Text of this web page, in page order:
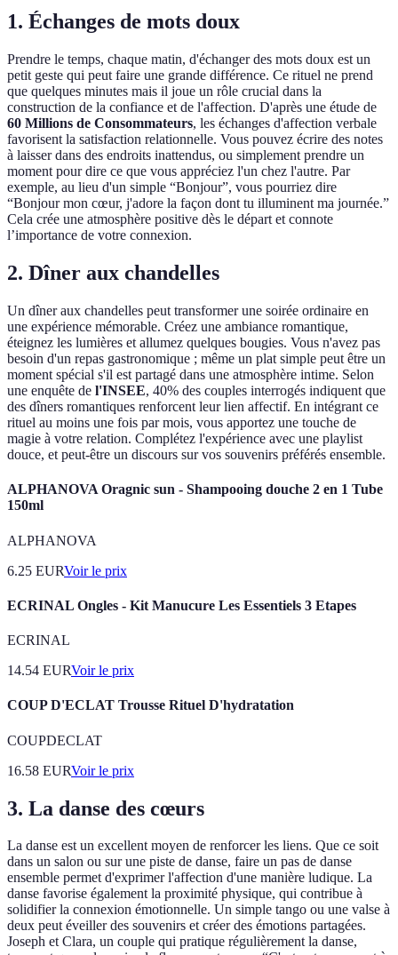
1. Échanges de mots doux
Prendre le temps, chaque matin, d'échanger des mots doux est un
petit geste qui peut faire une grande différence. Ce rituel ne prend
que quelques minutes mais il joue un rôle crucial dans la
construction de la confiance et de l'affection. D'après une étude de
60 Millions de Consommateurs, les échanges d'affection verbale
favorisent la satisfaction relationnelle. Vous pouvez écrire des notes
à laisser dans des endroits inattendus, ou simplement prendre un
moment pour dire ce que vous appréciez l'un chez l'autre. Par
exemple, au lieu d'un simple “Bonjour”, vous pourriez dire
“Bonjour mon cœur, j'adore la façon dont tu illuminent ma journée.”
Cela crée une atmosphère positive dès le départ et connote
l’importance de votre connexion.
2. Dîner aux chandelles
Un dîner aux chandelles peut transformer une soirée ordinaire en
une expérience mémorable. Créez une ambiance romantique,
éteignez les lumières et allumez quelques bougies. Vous n'avez pas
besoin d'un repas gastronomique ; même un plat simple peut être un
moment spécial s'il est partagé dans une atmosphère intime. Selon
une enquête de l'INSEE, 40% des couples interrogés indiquent que
des dîners romantiques renforcent leur lien affectif. En intégrant ce
rituel au moins une fois par mois, vous apportez une touche de
magie à votre relation. Complétez l'expérience avec une playlist
douce, et peut-être un discours sur vos souvenirs préférés ensemble.
ALPHANOVA Oragnic sun - Shampooing douche 2 en 1 Tube
150ml
ALPHANOVA
6.25 EURVoir le prix
ECRINAL Ongles - Kit Manucure Les Essentiels 3 Etapes
ECRINAL
14.54 EURVoir le prix
COUP D'ECLAT Trousse Rituel D'hydratation
COUPDECLAT
16.58 EURVoir le prix
3. La danse des cœurs
La danse est un excellent moyen de renforcer les liens. Que ce soit
dans un salon ou sur une piste de danse, faire un pas de danse
ensemble permet d'exprimer l'affection d'une manière ludique. La
danse favorise également la proximité physique, qui contribue à
solidifier la connexion émotionnelle. Un simple tango ou une valse à
deux peut éveiller des souvenirs et créer des émotions partagées.
Joseph et Clara, un couple qui pratique régulièrement la danse,